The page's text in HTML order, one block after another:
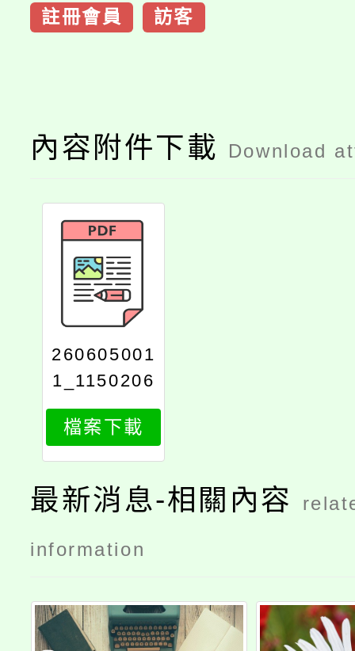
註冊會員 訪客
內容附件下載 Download
260605001
1_1150206
976_attach
1
檔案下載
最新消息-相關內容
information